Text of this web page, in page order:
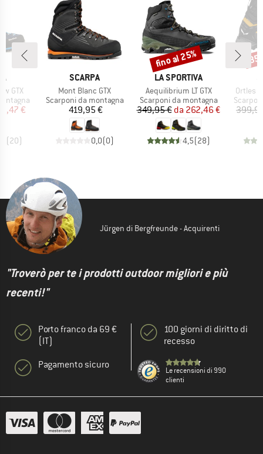
GTX
ridotto
€
(20)
MARCHIO
SCARPA
Articolo
Mont Blanc GTX
Gruppo di prodotti
Scarponi da montagna
Prezzo
419,95 €
0,0(0)
MARCHIO
LA SPORTIVA
Articolo
Aequilibrium LT GTX
Gruppo di prodotti
Scarponi da montagna
Prezzo
349,95 € Prezzo ridotto
da 262,46 €
4,5(28)
Sconto
fino al 25%
Articolo
Ortles
Gruppo
Jürgen di Bergfreunde - Acquirenti
"Troverò per te i prodotti outdoor migliori e più
recenti!"
Porto franco da 69 €
(IT)
Pagamento sicuro
100 giorni di diritto di
recesso
Le recensioni di 990
clienti